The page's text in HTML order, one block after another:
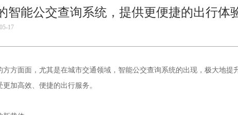
智能公交查询系统，提供更便捷的出行体
17
方方面面，尤其是在城市交通领域，智能公交查询系统的出现，极大地提
加高效、便捷的出行服务。